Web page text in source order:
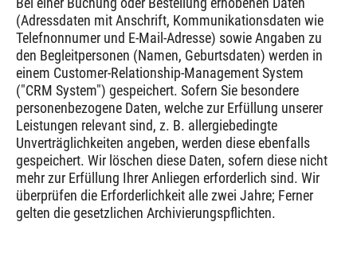
(Adressdaten mit Anschrift, Kommunikationsdaten wie
Telefnonnumer und E-Mail-Adresse) sowie Angaben zu
den Begleitpersonen (Namen, Geburtsdaten) werden in
einem Customer-Relationship-Management System
("CRM System") gespeichert. Sofern Sie besondere
personenbezogene Daten, welche zur Erfüllung unserer
Leistungen relevant sind, z. B. allergiebedingte
Unverträglichkeiten angeben, werden diese ebenfalls
gespeichert. Wir löschen diese Daten, sofern diese nicht
mehr zur Erfüllung Ihrer Anliegen erforderlich sind. Wir
überprüfen die Erforderlichkeit alle zwei Jahre; Ferner
gelten die gesetzlichen Archivierungspflichten.